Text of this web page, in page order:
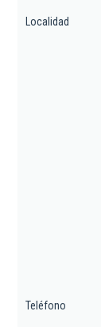
Localidad
Teléfono